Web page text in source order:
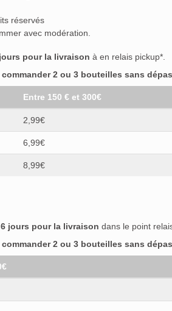
réservés
avec modération.
pour la livraison à en relais pickup*.
2 ou 3 bouteilles sans
Entre 150 € et 300€
2,99€
6,99€
8,99€
jours pour la livraison dans le point
2 ou 3 bouteilles sans